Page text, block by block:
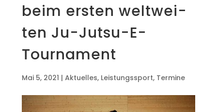
beim ers­ten welt­wei­
ten Ju-Jutsu-E-
Tournament
Mai 5, 2021 | Aktuelles, Leistungssport, Termine